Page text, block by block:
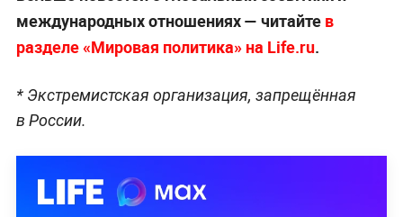
международных отношениях — читайте в
разделе «Мировая политика» на Life.ru.
* Экстремистская организация, запрещённая
в России.